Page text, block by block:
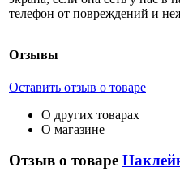
телефон от повреждений и
Отзывы
Оставить отзыв о товаре
О других товарах
О магазине
Отзыв о товаре